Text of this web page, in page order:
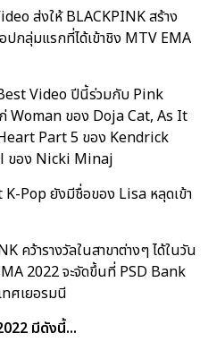
ส่งให้ BLACKPINK สร้าง
ปกลุ่มแรกที่ได้เข้าชิง MTV EMA
Video ปีนี้ร่วมกับ Pink
Woman ของ Doja Cat, As It
Part 5 ของ Kendrick
ของ Nicki Minaj
Pop ยังมีชื่อของ Lisa หลุดเข้า
คว้ารางวัลในสาขาต่างๆ ได้ในวัน
2022 จะจัดขึ้นที่ PSD Bank
ทศเยอรมนี
มีดังนี้...